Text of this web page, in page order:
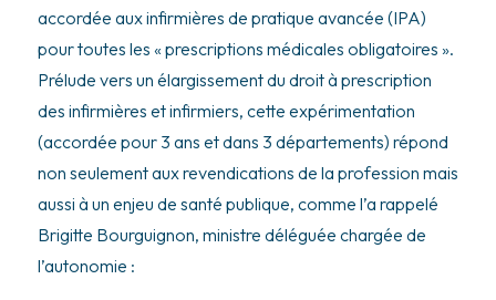
accordée aux infirmières de pratique avancée (IPA)
pour toutes les « prescriptions médicales obligatoires ».
Prélude vers un élargissement du droit à prescription
des infirmières et infirmiers, cette expérimentation
(accordée pour 3 ans et dans 3 départements) répond
non seulement aux revendications de la profession mais
aussi à un enjeu de santé publique, comme l’a rappelé
Brigitte Bourguignon, ministre déléguée chargée de
l’autonomie :